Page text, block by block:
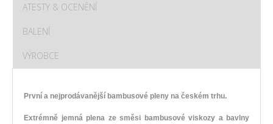
ATESTY & OCENĚNÍ
BALENÍ
VÝROBCE
První a nejprodávanější bambusové pleny na českém trhu.
Extrémně jemná plena ze směsi bambusové viskozy a bavlny